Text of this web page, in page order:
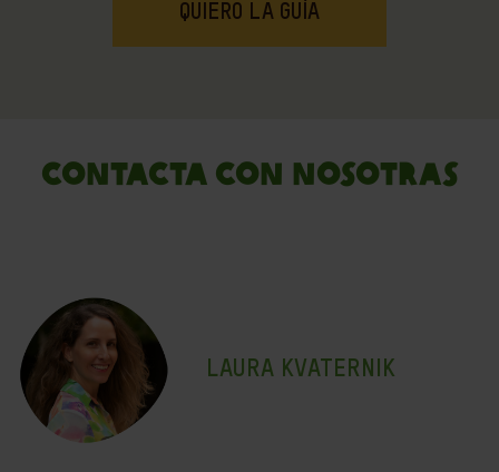
CONTACTA CON NOSOTRAS
LAURA KVATERNIK